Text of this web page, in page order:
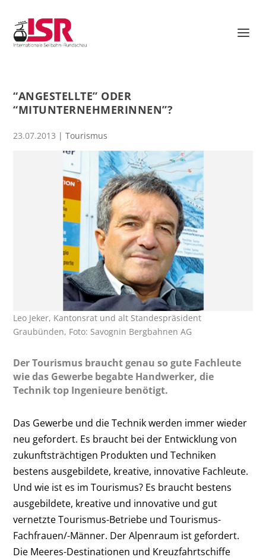
“ANGESTELLTE” ODER
“MITUNTERNEHMERINNEN”?
23.07.2013 |Tourismus
Leo Jeker, Kantonsrat und alt Standespräsident
Graubünden, Foto: Savognin Bergbahnen AG
Der Tourismus braucht genau so gute Fachleute
wie das Gewerbe begabte Handwerker, die
Technik top Ingenieure benötigt.
Das Gewerbe und die Technik werden immer wieder
neu gefordert. Es braucht bei der Entwicklung von
zukunftsträchtigen Produkten und Techniken
bestens ausgebildete, kreative, innovative Fachleute.
Und wie ist es im Tourismus? Es braucht bestens
ausgebildete, kreative und innovative und gut
vernetzte Tourismus-Betriebe und Tourismus-
Fachfrauen/-Männer. Der Alpenraum ist gefordert.
Die Meeres-Destinationen und Kreuzfahrtschiffe